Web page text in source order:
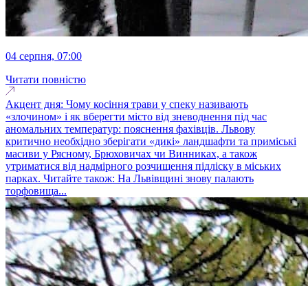
04 серпня, 07:00
Читати повністю
Акцент дня: Чому косіння трави у спеку називають
«злочином» і як вберегти місто від зневоднення під час
аномальних температур: пояснення фахівців. Львову
критично необхідно зберігати «дикі» ландшафти та приміські
масиви у Рясному, Брюховичах чи Винниках, а також
утриматися від надмірного розчищення підліску в міських
парках. Читайте також: На Львівщині знову палають
торфовища...